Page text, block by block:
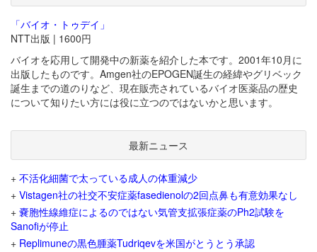
「バイオ・トゥデイ」
NTT出版 | 1600円
バイオを応用して開発中の新薬を紹介した本です。2001年10月に
出版したものです。Amgen社のEPOGEN誕生の経緯やグリベック
誕生までの道のりなど、現在販売されているバイオ医薬品の歴史
について知りたい方には役に立つのではないかと思います。
最新ニュース
+ 不活化細菌で太っている成人の体重減少
+ Vistagen社の社交不安症薬fasedienolの2回点鼻も有意効果なし
+ 嚢胞性線維症によるのではない気管支拡張症薬のPh2試験を
Sanofiが停止
+ Replimuneの黒色腫薬Tudriqevを米国がとうとう承認